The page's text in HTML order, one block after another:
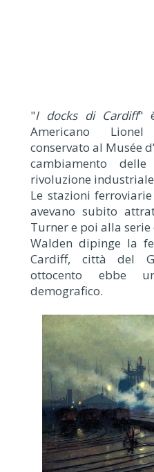
"I docks di Cardiff"
Americano
conservato al Musée
cambiamento
rivoluzione
Le stazioni
avevano subito
Turner e poi alla
Walden dipinge la
Cardiff, città del
ottocento ebbe
demografico.